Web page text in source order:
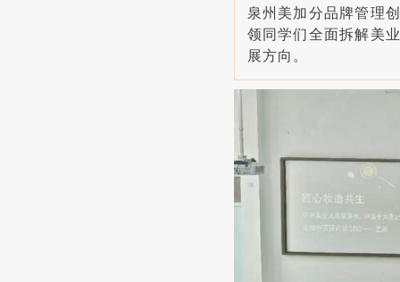
泉州美加分品牌管理
领同学们全面拆解美
展方向。